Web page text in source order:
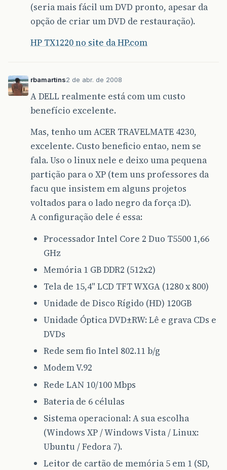
(seria mais fácil um DVD pronto, apesar da
opção de criar um DVD de restauração).
HP TX1220 no site da HP.com
rbamartins2 de abr. de 2008
A DELL realmente está com um custo
benefício excelente.
Mas, tenho um ACER TRAVELMATE 4230,
excelente. Custo beneficio entao, nem se
fala. Uso o linux nele e deixo uma pequena
partição para o XP (tem uns professores da
facu que insistem em alguns projetos
voltados para o lado negro da força :D).
A configuração dele é essa:
Processador Intel Core 2 Duo T5500 1,66
GHz
Memória 1 GB DDR2 (512x2)
Tela de 15,4" LCD TFT WXGA (1280 x 800)
Unidade de Disco Rígido (HD) 120GB
Unidade Óptica DVD±RW: Lê e grava CDs e
DVDs
Rede sem fio Intel 802.11 b/g
Modem V.92
Rede LAN 10/100 Mbps
Bateria de 6 células
Sistema operacional: A sua escolha
(Windows XP / Windows Vista / Linux:
Ubuntu / Fedora 7).
Leitor de cartão de memória 5 em 1 (SD,